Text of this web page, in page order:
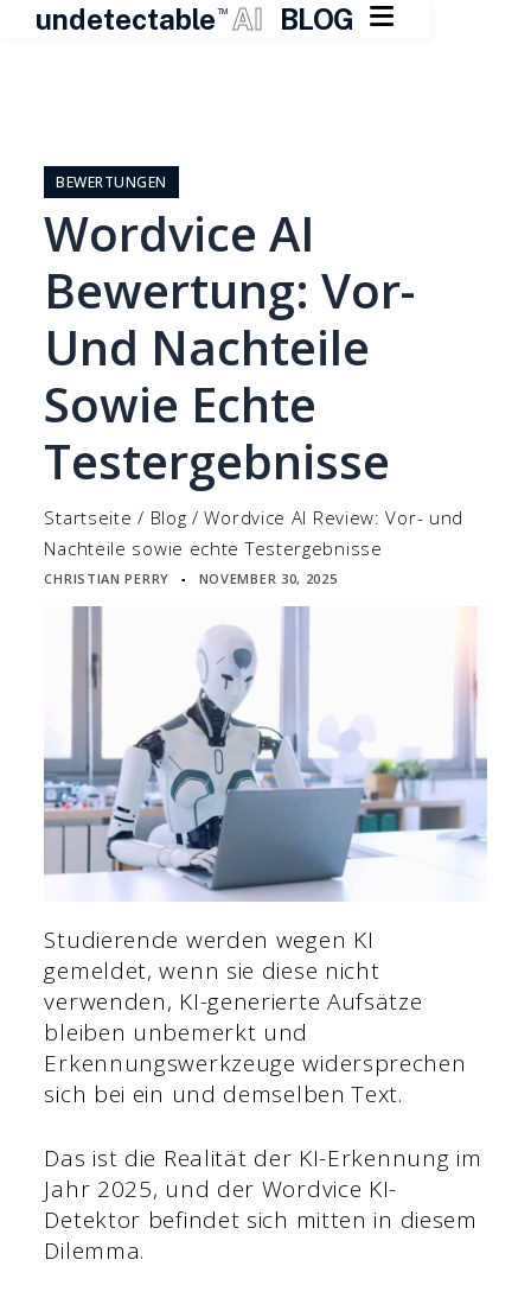
undetectable TM AI BLOG 
springenBEWERTUNGEN
Wordvice AI
Bewertung: Vor-
Und Nachteile
Sowie Echte
Testergebnisse
Startseite / Blog /Wordvice AI Review: Vor- und
Nachteile sowie echte Testergebnisse
CHRISTIAN PERRY ▪ NOVEMBER 30, 2025
Studierende werden wegen KI
gemeldet, wenn sie diese nicht
verwenden, KI-generierte Aufsätze
bleiben unbemerkt und
Erkennungswerkzeuge widersprechen
sich bei ein und demselben Text.
Das ist die Realität der KI-Erkennung im
Jahr 2025, und der Wordvice KI-
Detektor befindet sich mitten in diesem
Dilemma.